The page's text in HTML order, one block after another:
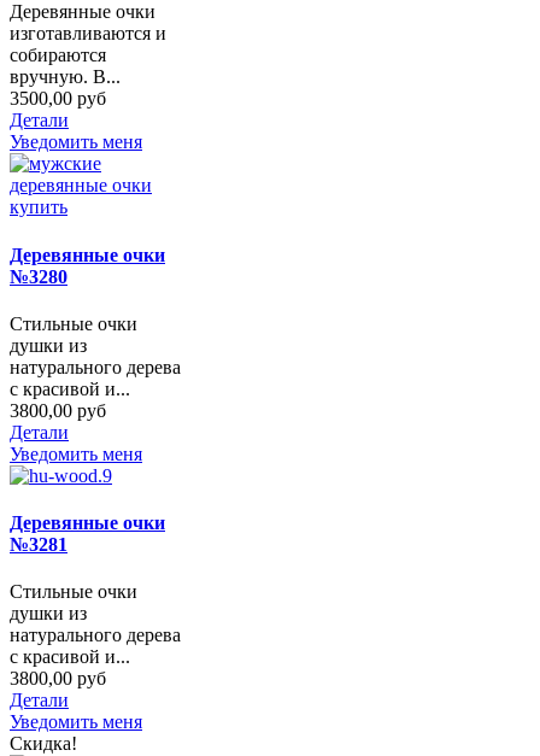
Деревянные очки
изготавливаются и
собираются
вручную. В...
3500,00 руб
Детали
Уведомить меня
Деревянные очки
№3280
Стильные очки
душки из
натурального дерева
с красивой и...
3800,00 руб
Детали
Уведомить меня
Деревянные очки
№3281
Стильные очки
душки из
натурального дерева
с красивой и...
3800,00 руб
Детали
Уведомить меня
Скидка!